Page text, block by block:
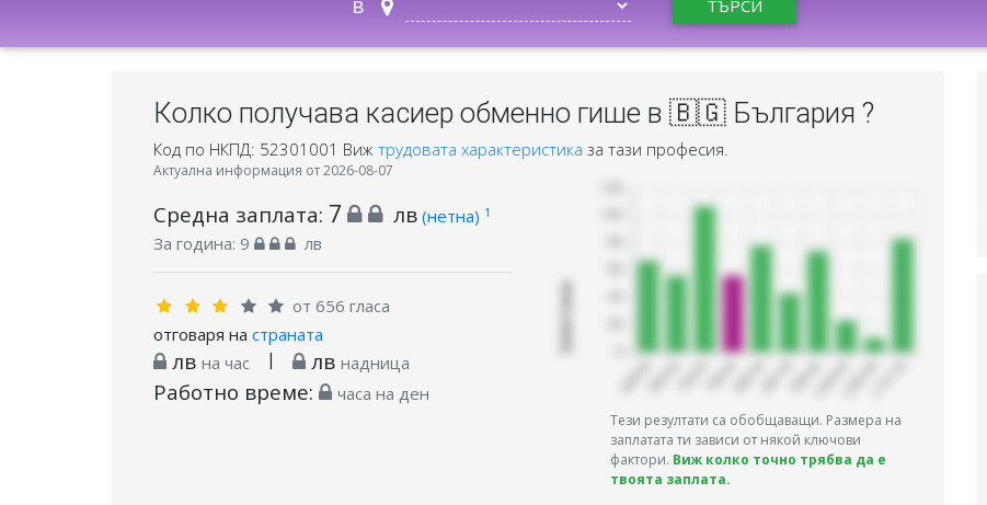
ТЪРСИ
Колко получава касиер обменно гише в 🇧🇬 България ?
Код по НКПД: 52301001 Виж трудовата характеристика за тази професия.
Актуална информация от 2026-08-07
Средна заплата: 7 лв (нетна) 1
За година: 9 лв
от 656 гласа
отговаря на страната
лв на час | лв надница
Работно време: часа на ден
Тези резултати са обобщаващи. Размера на
заплатата ти зависи от някой ключови
фактори. Виж колко точно трябва да е
твоята заплата.